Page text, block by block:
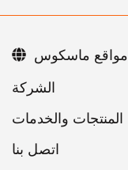
اتصل بنا
مواقع ماسكوس